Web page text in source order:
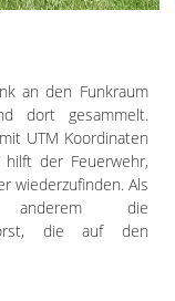
an den Funkraum
dort gesammelt.
UTM Koordinaten
hilft der Feuerwehr,
wiederzufinden. Als
anderem die
die auf den